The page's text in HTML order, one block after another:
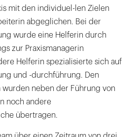
mit den individuel-len Zielen
abgeglichen. Bei der
wurde eine Helferin durch
zur Praxismanagerin
Helferin spezialisierte sich auf
und -durchführung. Den
neben der Führung von
noch andere
übertragen.